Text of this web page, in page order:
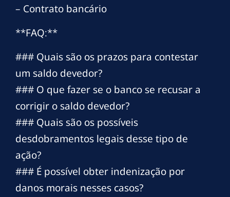
– Contrato bancário
**FAQ:**
### Quais são os prazos para contestar
um saldo devedor?
### O que fazer se o banco se recusar a
corrigir o saldo devedor?
### Quais são os possíveis
desdobramentos legais desse tipo de
ação?
### É possível obter indenização por
danos morais nesses casos?